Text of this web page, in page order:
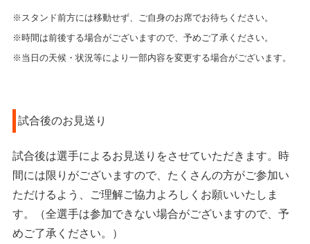
※スタンド前方には移動せず、ご自身のお席でお待ちください。
※時間は前後する場合がございますので、予めご了承ください。
※当日の天候・状況等により一部内容を変更する場合がございます。
試合後のお見送り
試合後は選手によるお見送りをさせていただきます。時
間には限りがございますので、たくさんの方がご参加い
ただけるよう、ご理解ご協力よろしくお願いいたしま
す。（全選手は参加できない場合がございますので、予
めご了承ください。）